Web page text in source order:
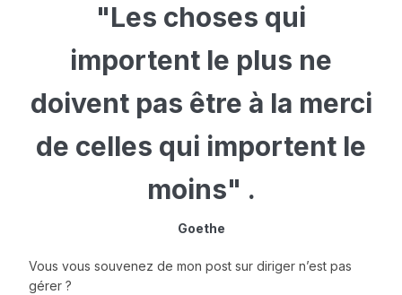
"Les choses qui
importent le plus ne
doivent pas être à la merci
de celles qui importent le
moins" .
Goethe
Vous vous souvenez de mon post sur diriger n’est pas
gérer ?